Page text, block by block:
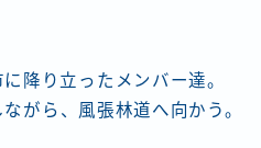
降り立ったメンバー達。
ながら、風張林道へ向かう。